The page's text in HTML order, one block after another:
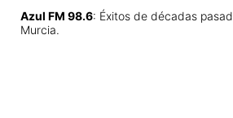
Azul FM 98.6: Éxitos de décadas
Murcia.